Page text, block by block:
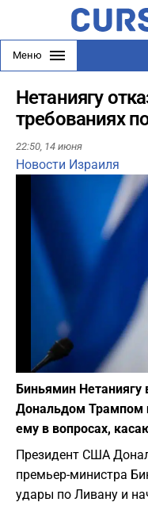
Меню
Нетаниягу
требованиях
22:50, 14 июня
Новости Израиля
Биньямин Нетаниягу
Дональдом Трампом
ему в вопросах,
Президент США
премьер-министра
удары по Ливану и